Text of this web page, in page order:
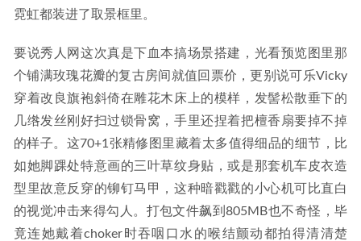
霓虹都装进了取景框里。
要说秀人网这次真是下血本搞场景搭建，光看预览图里那
个铺满玫瑰花瓣的复古房间就值回票价，更别说可乐Vicky
穿着改良旗袍斜倚在雕花木床上的模样，发髻松散垂下的
几绺发丝刚好扫过锁骨窝，手里还捏着把檀香扇要掉不掉
的样子。这70+1张精修图里藏着太多值得细品的细节，比
如她脚踝处特意画的三叶草纹身贴，或是那套机车皮衣造
型里故意反穿的铆钉马甲，这种暗戳戳的小心机可比直白
的视觉冲击来得勾人。打包文件飙到805MB也不奇怪，毕
竟连她戴着choker时吞咽口水的喉结颤动都拍得清清楚